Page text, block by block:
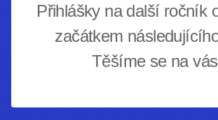
Přihlášky na další ročník
začátkem
Těšíme se na